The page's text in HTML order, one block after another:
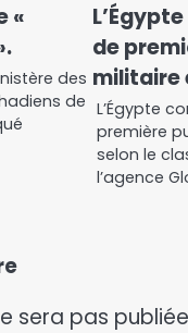
«
des
de
de
militaire
L’Égypte
première
selon le
l’agence
sera pas